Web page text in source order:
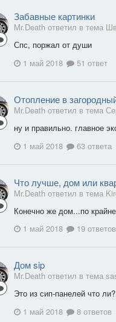
Забавные картинки
Mr.Death ответил в тема
Спс, поржал от души
1 май 2018
51 ответ
Отопление в
Mr.Death ответил в тема
ну и правильно. главное
1 май 2018
63 ответа
Что лучше, дом или
Mr.Death ответил в тема
Конечно же дом...по
1 май 2018
19 ответов
Дом sip
Mr.Death ответил в тема
Это из сип-панелей что ли?
1 май 2018
8 ответов